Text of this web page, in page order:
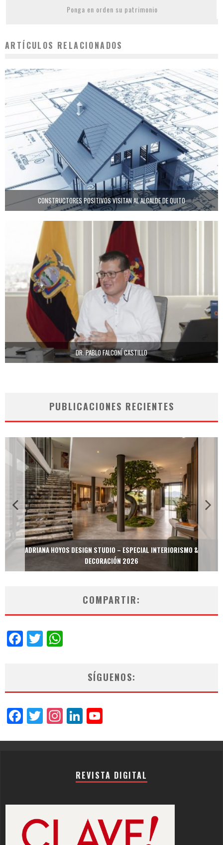
Ponga en orden su patrimonio
ARTÍCULOS RELACIONADOS
CONSTRUCTORES POSITIVOS VISITAN AL ALCALDE DE QUITO
DR. PABLO FALCONÍ CASTILLO
PUBLICACIONES RECIENTES
ADRIANA HOYOS DESIGN STUDIO – ESPECIAL INTERIORISMO &
DECORACIÓN 2026
COMPARTIR:
Facebook
Twitter
SÍGUENOS:
Facebook
Twitter
Instagram
LinkedIn
REVISTA DIGITAL